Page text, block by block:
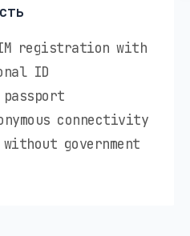
registration with
ID
connectivity
government